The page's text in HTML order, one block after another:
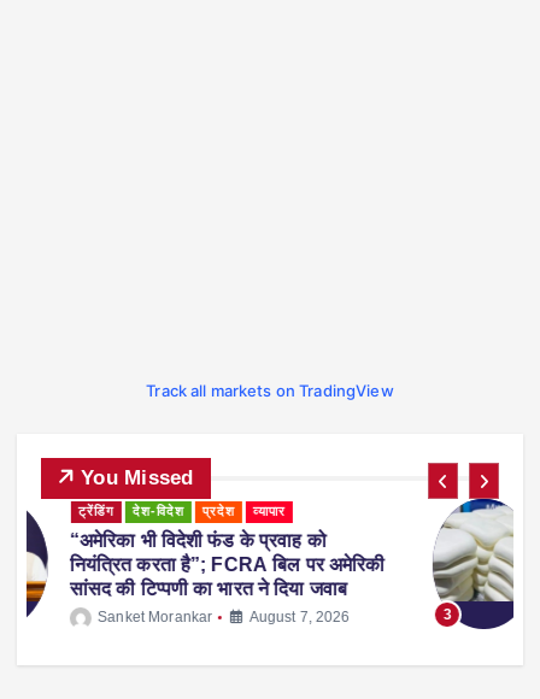
Track all markets on TradingView
You Missed
3
ट्रेंडिंग देश-विदेश व्यापार
महाराष्ट्र में नकली ‘एनालॉग पनीर’ पर 1 साल
का प्रतिबंध, होटल-रेस्टोरेंट में उपयोग करने पर
होगी सख्त कार्रवाई
Sanket Morankar August 5, 2026